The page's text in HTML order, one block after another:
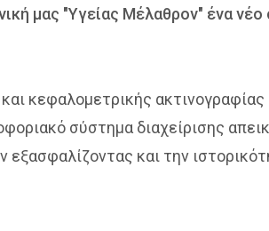
μας "Υγείας Μέλαθρον" ένα
κεφαλομετρικής
σύστημα διαχείρισης
και την